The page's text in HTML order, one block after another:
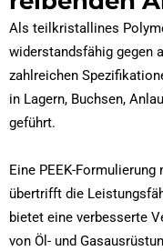
Als teilkristallines
widerstandsfähig gegen
zahlreichen
in Lagern, Buchsen,
geführt.
Eine PEEK-
übertrifft die
bietet eine verbesserte
von Öl- und